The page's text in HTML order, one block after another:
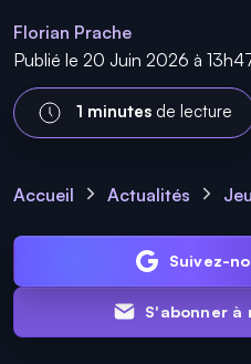
Florian Prache
Publié le 20 Juin 2026 à
1 minutes de lecture
Accueil Actualités
Suivez-
S'abonner à